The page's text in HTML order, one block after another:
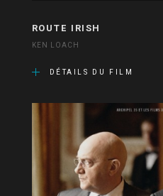
ROUTE IRISH
KEN LOACH
DÉTAILS DU FILM